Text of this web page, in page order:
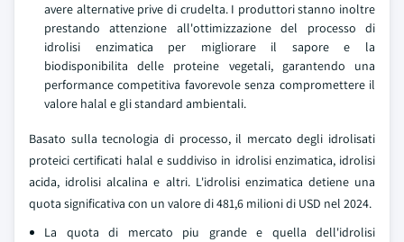
avere alternative prive di crudelta. I produttori stanno inoltre
prestando attenzione all'ottimizzazione del processo di
idrolisi enzimatica per migliorare il sapore e la
biodisponibilita delle proteine vegetali, garantendo una
performance competitiva favorevole senza compromettere il
valore halal e gli standard ambientali.
Basato sulla tecnologia di processo, il mercato degli idrolisati
proteici certificati halal e suddiviso in idrolisi enzimatica, idrolisi
acida, idrolisi alcalina e altri. L'idrolisi enzimatica detiene una
quota significativa con un valore di 481,6 milioni di USD nel 2024.
La quota di mercato piu grande e quella dell'idrolisi